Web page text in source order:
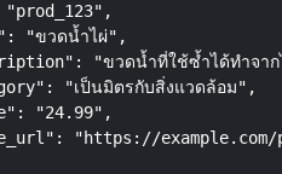
"ขวดน้ำไผ่",
"ขวดน้ำที่ใช้ซ้ำได้ทำจาก
"เป็นมิตรกับสิ่งแวดล้อม",
"24.99",
"https://